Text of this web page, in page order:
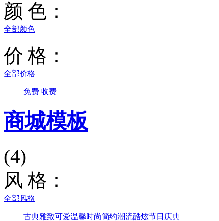
颜 色：
全部颜色
价 格：
全部价格
免费 收费
商城模板
(4)
风 格：
全部风格
古典雅致可爱温馨时尚简约潮流酷炫节日庆典